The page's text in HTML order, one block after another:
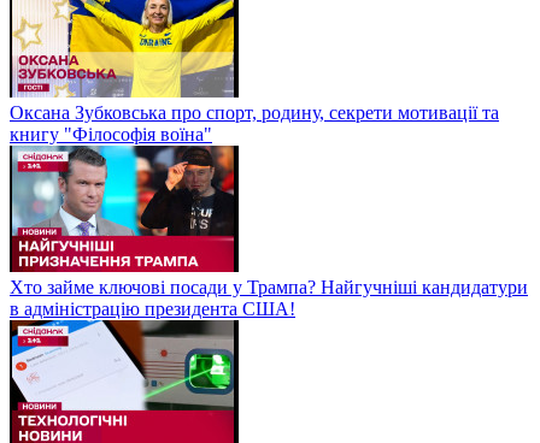
Оксана Зубковська про спорт, родину, секрети мотивації та
книгу "Філософія воїна"
Хто займе ключові посади у Трампа? Найгучніші кандидатури
в адміністрацію президента США!